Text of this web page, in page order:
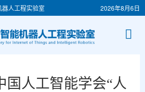
人工程实验室 2026年8月6日
国人工智能学会“人